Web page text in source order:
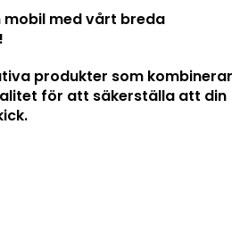
mobil med vårt breda
produkter som kombinerar
för att säkerställa att din